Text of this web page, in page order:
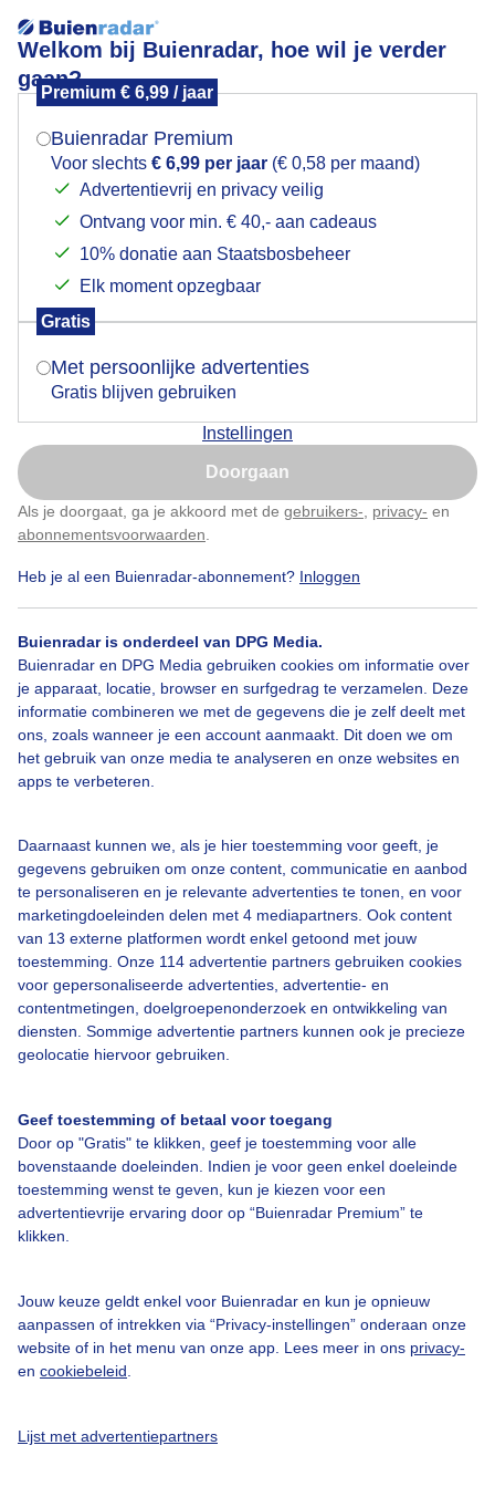
Welkom bij Buienradar, hoe wil je verder
gaan?
Premium € 6,99 / jaar
Buienradar Premium
Voor slechts € 6,99 per jaar (€ 0,58 per maand)
Advertentievrij en privacy veilig
Ontvang voor min. € 40,- aan cadeaus
10% donatie aan Staatsbosbeheer
Elk moment opzegbaar
Gratis
Met persoonlijke advertenties
Gratis blijven gebruiken
Instellingen
Doorgaan
Als je doorgaat, ga je akkoord met de gebruikers- privacy- en
abonnementsvoorwaarden
Heb je al een Buienradar-abonnement? Inloggen
Buienradar is onderdeel van DPG Media.
Buienradar en DPG Media gebruiken cookies om informatie over
je apparaat, locatie, browser en surfgedrag te verzamelen. Deze
informatie combineren we met de gegevens die je zelf deelt met
ons, zoals wanneer je een account aanmaakt. Dit doen we om
het gebruik van onze media te analyseren en onze websites en
apps te verbeteren.
Daarnaast kunnen we, als je hier toestemming voor geeft, je
gegevens gebruiken om onze content, communicatie en aanbod
te personaliseren en je relevante advertenties te tonen, en voor
marketingdoeleinden delen met 4 mediapartners. Ook content
van 13 externe platformen wordt enkel getoond met jouw
toestemming. Onze 114 advertentie partners gebruiken cookies
voor gepersonaliseerde advertenties, advertentie- en
contentmetingen, doelgroepenonderzoek en ontwikkeling van
diensten. Sommige advertentie partners kunnen ook je precieze
geolocatie hiervoor gebruiken.
Geef toestemming of betaal voor toegang
Door op "Gratis" te klikken, geef je toestemming voor alle
bovenstaande doeleinden. Indien je voor geen enkel doeleinde
toestemming wenst te geven, kun je kiezen voor een
advertentievrije ervaring door op “Buienradar Premium” te
klikken.
Jouw keuze geldt enkel voor Buienradar en kun je opnieuw
aanpassen of intrekken via “Privacy-instellingen” onderaan onze
website of in het menu van onze app. Lees meer in ons privacy-
en cookiebeleid
Lijst met advertentiepartners
Opklaring en zon
de Maasboulevard in Cuijk aan de Maas
Door: Henk Straatman
Bekijk slideshow
Een moment geduld aub...
Over Buienradar
Contact
Toegankelijkheid
Gebruikersvoorwaarden
Buienradar Team
Privacy beleid
Cookie beleid
Gratis weerdata
Mogen we je locatie gebruiken voor het
Indien je hier nog geen akkoord op hebt gegeven,
verschijnt er zo een pop-up uit je browser waarin
Is goed, toon de popup
Nu niet, misschien later
Klik hierom dit aan te passen